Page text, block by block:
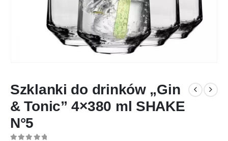
Szklanki do drinków „Gin
& Tonic” 4×380 ml SHAKE
N°5